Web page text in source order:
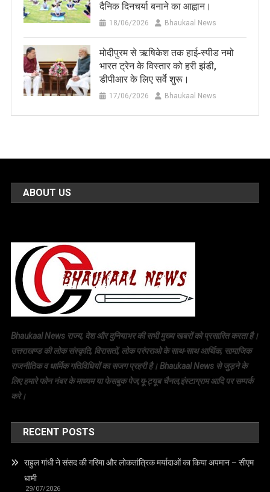
दैनिक दिनचर्या बनाने का आह्वान।
18/06/2026 Bhaukaal News
मोदीपुरम से ऋषिकेश तक हाई‑स्पीड नमो
भारत ट्रेन के विस्तार को हरी झंडी,
डीपीआर के लिए सर्वे शुरू।
17/06/2026 Bhaukaal News
ABOUT US
Bhaukaal News राज्य, देश और दुनियाभर की सभी मुख्य खबरों को प्रसारित करता है।
उत्तराखण्ड की लोक संस्कृति, विरासतों, लोक परंपराओ के साथ-साथ आर्थिक, सामाजिक
राजनीतिक व धार्मिक गतिविधियों का सजग प्रहरी है। Bhaukaal News से जुड़ने के
लिए हमारे फोन नंबर के माध्यम या फेसबुक पेज,यू-ट्यूब चैनल,इंस्टाग्राम आदि पर सम्पर्क
करे।
RECENT POSTS
राहुल गांधी ने संसद की गरिमा और लोकतांत्रिक मर्यादाओं का किया अपमान – सीएम
धामी
29/07/2026